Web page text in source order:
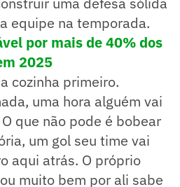
equipe na temporada.
por mais de 40% dos
2025
cozinha primeiro.
uma hora alguém vai
que não pode é bobear
um gol seu time vai
aqui atrás. O próprio
muito bem por ali sabe